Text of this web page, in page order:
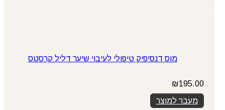
מוס דנסיפיק טיפולי לעיבוי שיער דליל קרסטס
₪195.00
מעבר למוצר